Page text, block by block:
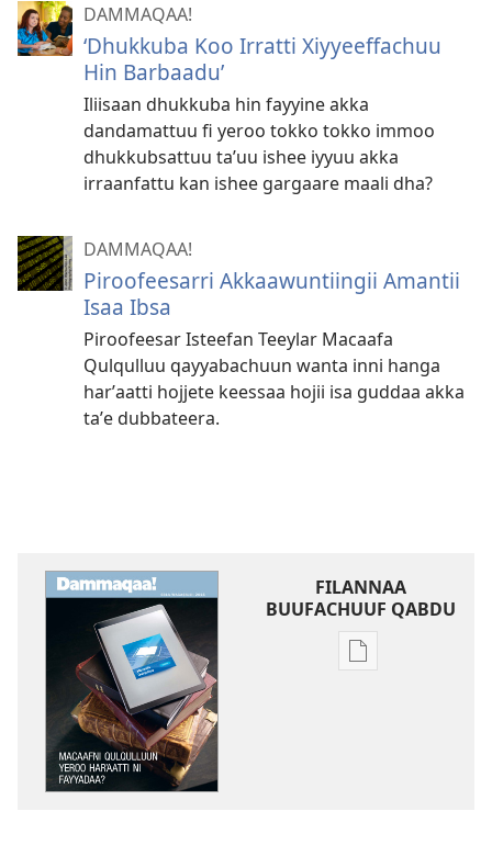
DAMMAQAA!
‘Dhukkuba Koo Irratti Xiyyeeffachuu
Hin Barbaadu’
Iliisaan dhukkuba hin fayyine akka
dandamattuu fi yeroo tokko tokko immoo
dhukkubsattuu t⁠a⁠ʼuu ishee iyyuu akka
irraanfattu kan ishee gargaare maali dha?
DAMMAQAA!
Piroofeesarri Akkaawuntiingii Amantii
Isaa Ibsa
Piroofeesar Isteefan Teeylar Macaafa
Qulqulluu qayyabachuun wanta inni hanga
harʼaatti hojjete keessaa hojii isa guddaa akka
taʼe dubbateera.
FILANNAA
BUUFACHUUF QABDU
Filannaawwan